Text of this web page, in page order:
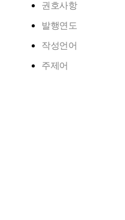
권호사항
발행연도
작성언어
주제어